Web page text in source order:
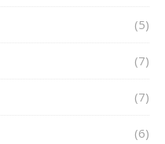
(5)
(7)
(7)
(6)